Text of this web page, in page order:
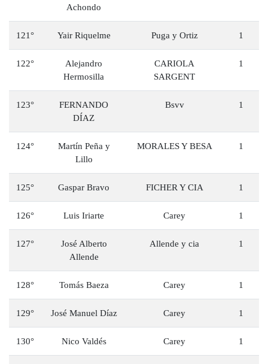
Achondo
121° Yair Riquelme Puga y Ortiz 1
122°
Alejandro
Hermosilla
CARIOLA
SARGENT
1
123°
FERNANDO
DÍAZ
Bsvv 1
124°
Martín Peña y
Lillo
MORALES Y BESA 1
125° Gaspar Bravo FICHER Y CIA 1
126° Luis Iriarte Carey 1
127°
José Alberto
Allende
Allende y cia 1
128° Tomás Baeza Carey 1
129° José Manuel Díaz Carey 1
130° Nico Valdés Carey 1